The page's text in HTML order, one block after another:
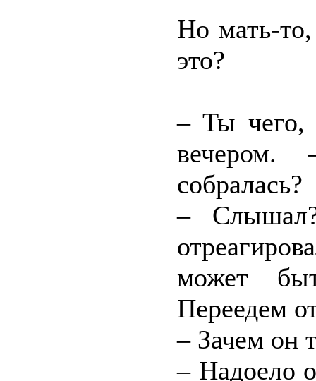
Но мать-
это?
– Ты чего,
собралась?
–
может
Переедем
– Зачем он
– Надоело